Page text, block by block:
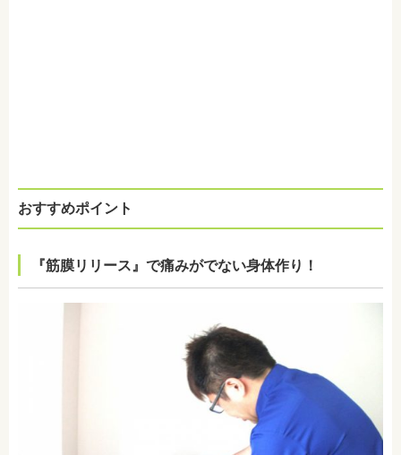
おすすめポイント
『筋膜リリース』で痛みがでない身体作り！